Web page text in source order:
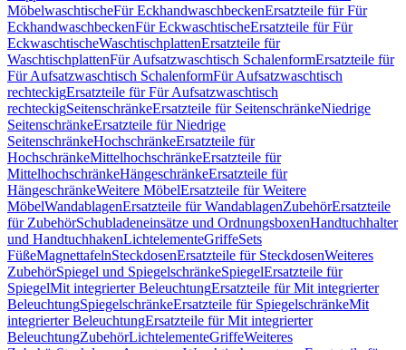
MöbelwaschtischeFür EckhandwaschbeckenErsatzteile für Für
EckhandwaschbeckenFür EckwaschtischeErsatzteile für Für
EckwaschtischeWaschtischplattenErsatzteile für
WaschtischplattenFür Aufsatzwaschtisch SchalenformErsatzteile für
Für Aufsatzwaschtisch SchalenformFür Aufsatzwaschtisch
rechteckigErsatzteile für Für Aufsatzwaschtisch
rechteckigSeitenschränkeErsatzteile für SeitenschränkeNiedrige
SeitenschränkeErsatzteile für Niedrige
SeitenschränkeHochschränkeErsatzteile für
HochschränkeMittelhochschränkeErsatzteile für
MittelhochschränkeHängeschränkeErsatzteile für
HängeschränkeWeitere MöbelErsatzteile für Weitere
MöbelWandablagenErsatzteile für WandablagenZubehörErsatzteile
für ZubehörSchubladeneinsätze und OrdnungsboxenHandtuchhalter
und HandtuchhakenLichtelementeGriffeSets
FüßeMagnettafelnSteckdosenErsatzteile für SteckdosenWeiteres
ZubehörSpiegel und SpiegelschränkeSpiegelErsatzteile für
SpiegelMit integrierter BeleuchtungErsatzteile für Mit integrierter
BeleuchtungSpiegelschränkeErsatzteile für SpiegelschränkeMit
integrierter BeleuchtungErsatzteile für Mit integrierter
BeleuchtungZubehörLichtelementeGriffeWeiteres